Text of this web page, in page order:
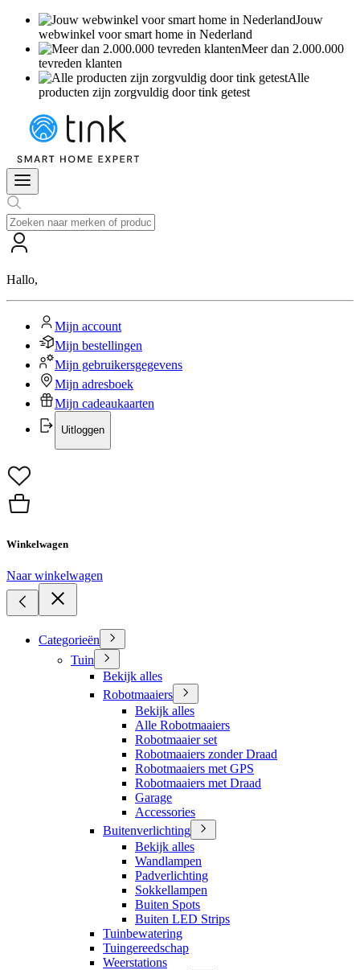
Jouw
webwinkel voor smart home in Nederland
Meer dan 2.000.000
tevreden klanten
Alle
producten zijn zorgvuldig door tink getest
Hallo,
Mijn account
Mijn bestellingen
Mijn gebruikersgegevens
Mijn adresboek
Mijn cadeaukaarten
Uitloggen
Winkelwagen
Naar winkelwagen
Categorieën
Tuin
Bekijk alles
Robotmaaiers
Bekijk alles
Alle Robotmaaiers
Robotmaaier set
Robotmaaiers zonder Draad
Robotmaaiers met GPS
Robotmaaiers met Draad
Garage
Accessories
Buitenverlichting
Bekijk alles
Wandlampen
Padverlichting
Sokkellampen
Buiten Spots
Buiten LED Strips
Tuinbewatering
Tuingereedschap
Weerstations